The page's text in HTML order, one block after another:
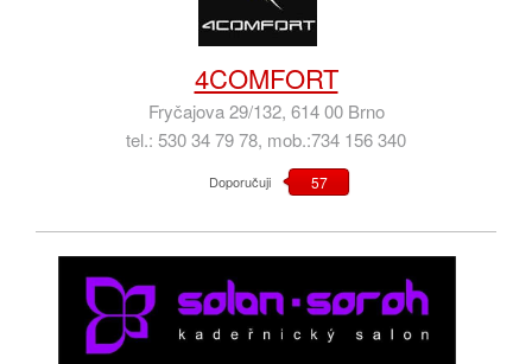
4COMFORT
Fryčajova 29/132, 614 00 Brno
tel.: 530 34 79 78, mob.:734 156 340
Doporučuji 57